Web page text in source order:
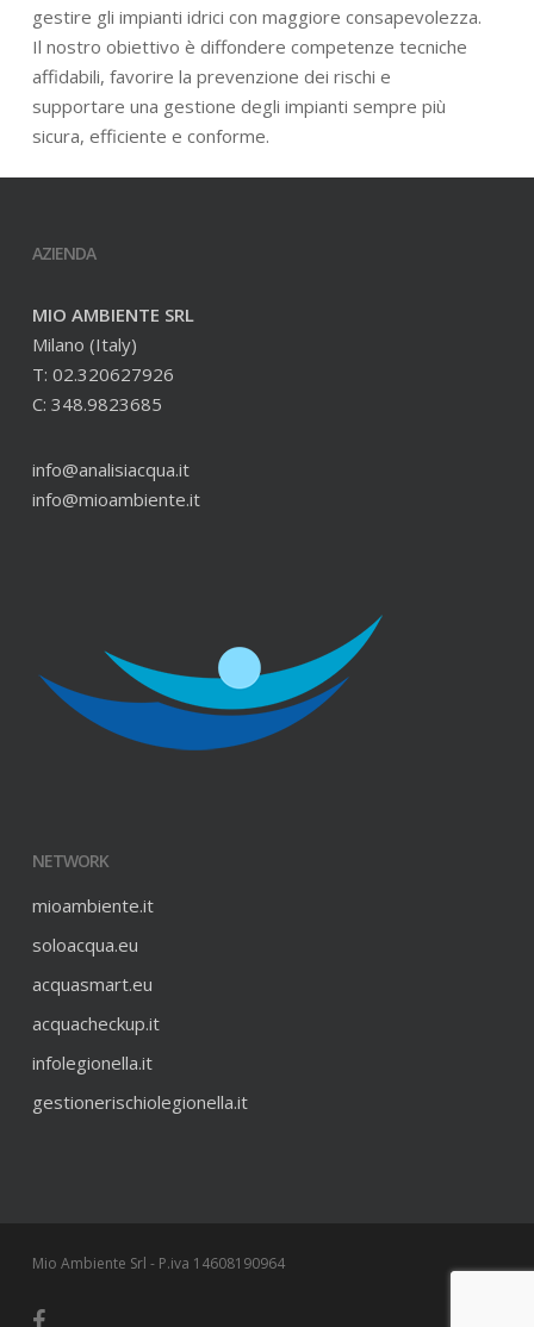
gestire gli impianti idrici con maggiore consapevolezza.
Il nostro obiettivo è diffondere competenze tecniche
affidabili, favorire la prevenzione dei rischi e
supportare una gestione degli impianti sempre più
sicura, efficiente e conforme.
AZIENDA
MIO AMBIENTE SRL
Milano (Italy)
T: 02.320627926
C: 348.9823685
info@analisiacqua.it
info@mioambiente.it
NETWORK
mioambiente.it
soloacqua.eu
acquasmart.eu
acquacheckup.it
infolegionella.it
gestionerischiolegionella.it
Mio Ambiente Srl - P.iva 14608190964
facebook